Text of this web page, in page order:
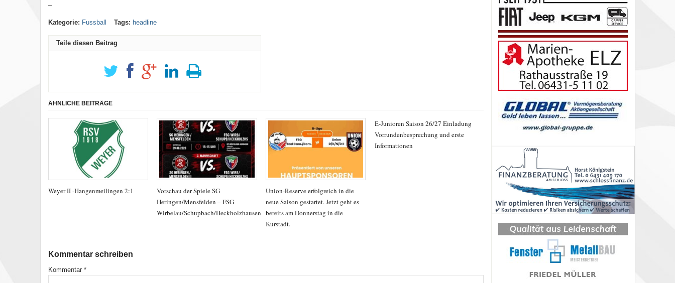
–
Kategorie: Fussball Tags: headline
Teile diesen Beitrag
ÄHNLICHE BEITRÄGE
Weyer II -Hangenmeilingen 2:1
Vorschau der Spiele SG
Heringen/Mensfelden – FSG
Wirbelau/Schupbach/Heckholzhausen
Union-Reserve erfolgreich in die
neue Saison gestartet. Jetzt geht es
bereits am Donnerstag in die
Kurstadt.
E-Junioren Saison 26/27 Einladung
Vorrundenbesprechung und erste
Informationen
Kommentar schreiben
Kommentar *